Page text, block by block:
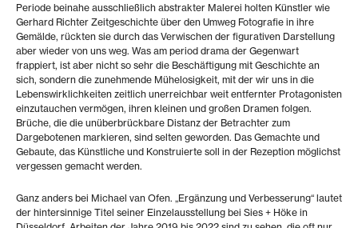
Periode beinahe ausschließlich abstrakter Malerei holten Künstler wie
Gerhard Richter Zeitgeschichte über den Umweg Fotografie in ihre
Gemälde, rückten sie durch das Verwischen der figurativen Darstellung
aber wieder von uns weg. Was am period drama der Gegenwart
frappiert, ist aber nicht so sehr die Beschäftigung mit Geschichte an
sich, sondern die zunehmende Mühelosigkeit, mit der wir uns in die
Lebenswirklichkeiten zeitlich unerreichbar weit entfernter Protagonisten
einzutauchen vermögen, ihren kleinen und großen Dramen folgen.
Brüche, die die unüberbrückbare Distanz der Betrachter zum
Dargebotenen markieren, sind selten geworden. Das Gemachte und
Gebaute, das Künstliche und Konstruierte soll in der Rezeption möglichst
vergessen gemacht werden.
Ganz anders bei Michael van Ofen. „Ergänzung und Verbesserung“ lautet
der hintersinnige Titel seiner Einzelausstellung bei Sies + Höke in